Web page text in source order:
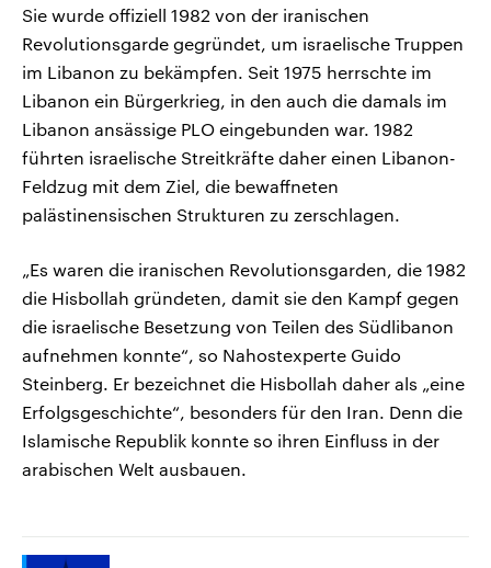
Sie wurde offiziell 1982 von der iranischen
Revolutionsgarde gegründet, um israelische Truppen
im Libanon zu bekämpfen. Seit 1975 herrschte im
Libanon ein Bürgerkrieg, in den auch die damals im
Libanon ansässige PLO eingebunden war. 1982
führten israelische Streitkräfte daher einen Libanon-
Feldzug mit dem Ziel, die bewaffneten
palästinensischen Strukturen zu zerschlagen.
„Es waren die iranischen Revolutionsgarden, die 1982
die Hisbollah gründeten, damit sie den Kampf gegen
die israelische Besetzung von Teilen des Südlibanon
aufnehmen konnte“, so Nahostexperte Guido
Steinberg. Er bezeichnet die Hisbollah daher als „eine
Erfolgsgeschichte“, besonders für den Iran. Denn die
Islamische Republik konnte so ihren Einfluss in der
arabischen Welt ausbauen.